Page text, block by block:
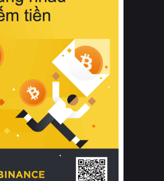
Bên cạnh đó, việc lựa chọn các dòng
sản phẩm đạt chuẩn chất lượng quốc
tế còn giúp ngăn ngừa tình trạng kích
khuẩn và nấm mốc trong điều kiện
thời tiết nóng ẩm. Bạn có thể tìm hiểu
thêm các nghiên cứu khoa học về tác
động của giấc ngủ và môi trường
phòng ngủ đối với sức khỏe con
người tại Sleep Foundation (External
Link) để có cái nhìn toàn diện hơn.
2. Các tiêu chí vàng khi lựa chọn
chăn ga gối đệm cao cấp cho phòng
ngủ
Để sở hữu một bộ chăn ga gối đệm
cao cấp hoàn hảo cả về thẩm mỹ lẫn
công năng, người tiêu dùng cần cân
nhắc kỹ lưỡng các tiêu chí quan trọng